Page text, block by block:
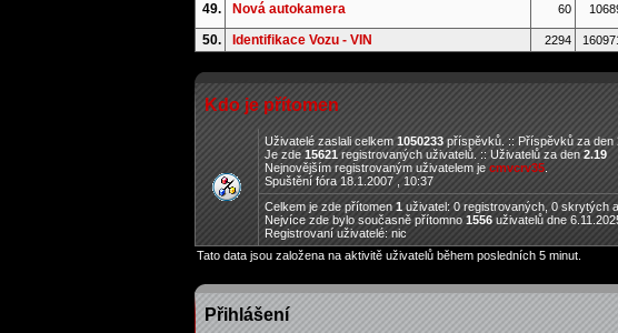
49. Nová autokamera 60
50. Identifikace Vozu - VIN 2294
Kdo je přítomen
Uživatelé zaslali celkem1050233příspěvků. :: Příspěvků za den
Je zde15621 registrovaných uživatelů. :: Uživatelů za den2.19
Nejnovějším registrovaným uživatelem jecmvcrv35.
Spuštění fóra 18.1.2007 , 10:37
Celkem je zde přítomen 1 uživatel: 0 registrovaných, 0 skrytých
Nejvíce zde bylo současně přítomno 1556 uživatelů dne
Registrovaní uživatelé: nic
Tato data jsou založena na aktivitě uživatelů během posledních 5 minut.
Přihlášení